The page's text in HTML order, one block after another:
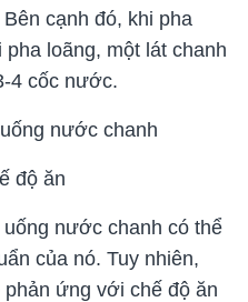
cạnh đó, khi pha
loãng, một lát chanh
4 cốc nước.
nước chanh
độ ăn
nước chanh có thể
của nó. Tuy nhiên,
ứng với chế độ ăn